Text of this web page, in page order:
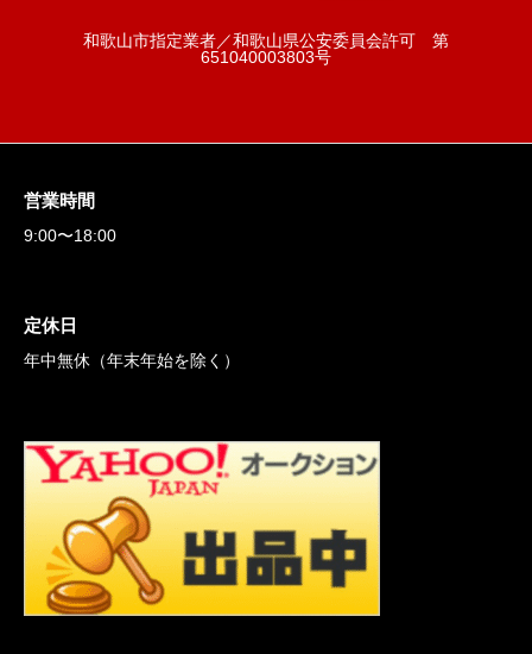
和歌山市指定業者／和歌山県公安委員会許可 第
651040003803号
営業時間
9:00〜18:00
定休日
年中無休（年末年始を除く）